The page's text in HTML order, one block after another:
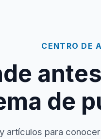
CENTRO DE
de
artículos para